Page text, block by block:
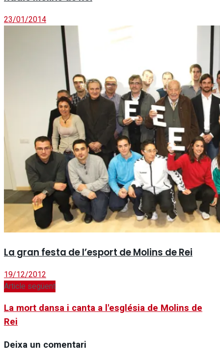
23/01/2014
La gran festa de l’esport de Molins de Rei
19/12/2012
Article següent
La mort dansa i canta a l'església de Molins de
Rei
Deixa un comentari